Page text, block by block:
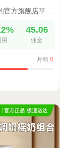
45.06
佣金
月销 0